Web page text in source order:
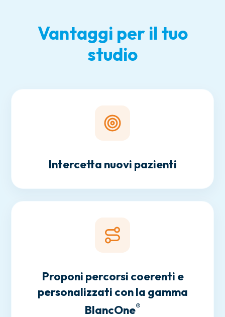
Vantaggi per il tuo
studio
Intercetta nuovi pazienti
Proponi percorsi coerenti e
personalizzati con la gamma
BlancOne®